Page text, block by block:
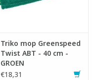
Triko mop Greenspeed
Twist ABT - 40 cm -
GROEN
€18,31